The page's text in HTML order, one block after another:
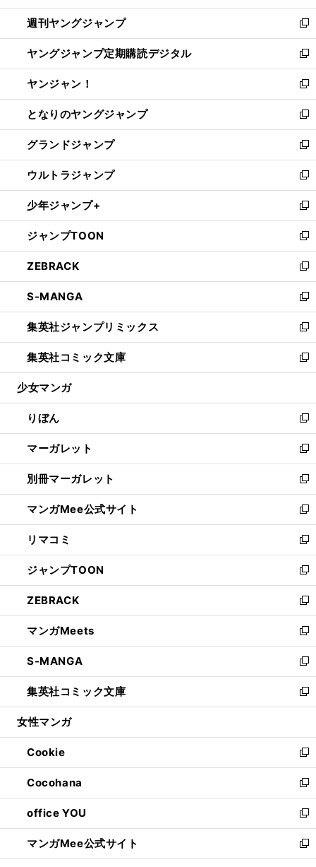
開
く
ウ
で
開
く
ン
ド
ウ
で
開
く
ウ
ィ
ン
ド
ウ
で
開
く
週刊ヤングジャンプ
新
し
い
ウ
ィ
ン
ド
ウ
で
開
く
ヤングジャンプ定期購読デジタル
新
し
い
ウ
ィ
ン
ド
ウ
で
開
く
ヤンジャン！
新
し
い
ウ
ィ
ン
ド
ウ
で
開
く
となりのヤングジャンプ
新
し
い
ウ
ィ
ン
ド
ウ
で
開
く
グランドジャンプ
新
し
い
ウ
ィ
ン
ド
ウ
で
開
く
ウルトラジャンプ
新
し
い
ウ
ィ
ン
ド
ウ
で
開
く
少年ジャンプ+
新
し
い
ウ
ィ
ン
ド
ウ
で
開
く
ジャンプTOON
新
し
い
ウ
ィ
ン
ド
ウ
で
開
ZEBRACK
新
し
い
ウ
ィ
ン
ド
ウ
開
く
S-MANGA
新
し
い
ウ
ィ
ン
ウ
で
開
く
集英社ジャンプリミックス
新
し
い
ウ
ン
ド
ウ
で
開
く
集英社コミック文庫
新
し
ウ
ィ
ン
ド
ウ
で
開
く
少女マンガ
りぼん
新
し
い
ウ
ィ
ン
ド
ウ
で
開
く
マーガレット
新
し
い
ウ
ィ
ン
ド
ウ
で
開
く
別冊マーガレット
新
し
い
ウ
ィ
ン
ド
ウ
で
開
く
マンガMee公式サイト
新
し
い
ウ
ィ
ン
ド
ウ
で
開
く
リマコミ
新
し
い
ウ
ィ
ン
ド
ウ
で
開
く
ジャンプTOON
新
し
い
ウ
ィ
ン
ド
ウ
で
開
ZEBRACK
新
し
い
ウ
ィ
ン
ド
ウ
開
く
マンガMeets
新
し
い
ウ
ィ
ン
ウ
で
開
く
S-MANGA
新
し
い
ウ
ン
ド
ウ
で
開
く
集英社コミック文庫
新
し
ウ
ィ
ン
ド
ウ
で
開
く
女性マンガ
Cookie
新
し
い
ウ
ィ
ン
ド
ウ
Cocohana
新
し
い
ウ
ィ
ン
office YOU
新
し
い
ウ
マンガMee公式サイト
新
し